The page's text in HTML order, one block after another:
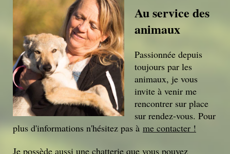
Au service des
animaux
Passionnée depuis
toujours par les
animaux, je vous
invite à venir me
rencontrer sur place
sur rendez-vous. Pour
plus d'informations n'hésitez pas à me contacter !
Je possède aussi une chatterie que vous pouvez